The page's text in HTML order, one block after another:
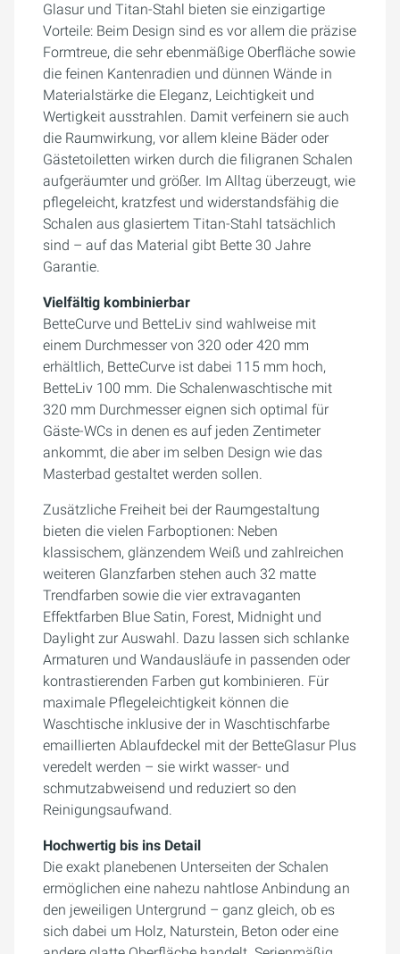
Glasur und Titan-Stahl bieten sie einzigartige
Vorteile: Beim Design sind es vor allem die präzise
Formtreue, die sehr ebenmäßige Oberfläche sowie
die feinen Kantenradien und dünnen Wände in
Materialstärke die Eleganz, Leichtigkeit und
Wertigkeit ausstrahlen. Damit verfeinern sie auch
die Raumwirkung, vor allem kleine Bäder oder
Gästetoiletten wirken durch die filigranen Schalen
aufgeräumter und größer. Im Alltag überzeugt, wie
pflegeleicht, kratzfest und widerstandsfähig die
Schalen aus glasiertem Titan-Stahl tatsächlich
sind – auf das Material gibt Bette 30 Jahre
Garantie.
Vielfältig kombinierbar
BetteCurve und BetteLiv sind wahlweise mit
einem Durchmesser von 320 oder 420 mm
erhältlich, BetteCurve ist dabei 115 mm hoch,
BetteLiv 100 mm. Die Schalenwaschtische mit
320 mm Durchmesser eignen sich optimal für
Gäste-WCs in denen es auf jeden Zentimeter
ankommt, die aber im selben Design wie das
Masterbad gestaltet werden sollen.
Zusätzliche Freiheit bei der Raumgestaltung
bieten die vielen Farboptionen: Neben
klassischem, glänzendem Weiß und zahlreichen
weiteren Glanzfarben stehen auch 32 matte
Trendfarben sowie die vier extravaganten
Effektfarben Blue Satin, Forest, Midnight und
Daylight zur Auswahl. Dazu lassen sich schlanke
Armaturen und Wandausläufe in passenden oder
kontrastierenden Farben gut kombinieren. Für
maximale Pflegeleichtigkeit können die
Waschtische inklusive der in Waschtischfarbe
emaillierten Ablaufdeckel mit der BetteGlasur Plus
veredelt werden – sie wirkt wasser- und
schmutzabweisend und reduziert so den
Reinigungsaufwand.
Hochwertig bis ins Detail
Die exakt planebenen Unterseiten der Schalen
ermöglichen eine nahezu nahtlose Anbindung an
den jeweiligen Untergrund – ganz gleich, ob es
sich dabei um Holz, Naturstein, Beton oder eine